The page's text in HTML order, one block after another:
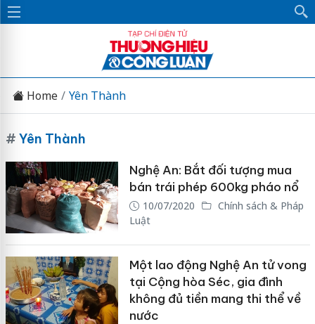
Home Yên Thành
# Yên Thành
Nghệ An: Bắt đối tượng mua
bán trái phép 600kg pháo nổ
10/07/2020
Chính sách & Pháp
Luật
Một lao động Nghệ An tử vong
tại Cộng hòa Séc, gia đình
không đủ tiền mang thi thể về
nước